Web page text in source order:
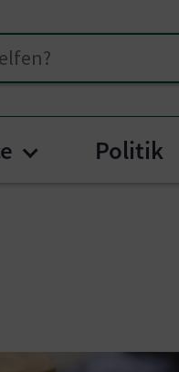
Submenu for
Politik